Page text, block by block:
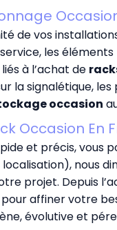
de vos
les
à l’achat de
la signalétique,
occasion
Occasion
et précis, vous
nous
projet. Depuis
pour affiner votre
évolutive et